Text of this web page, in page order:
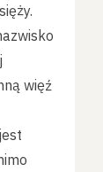
więź